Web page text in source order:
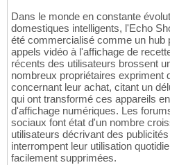
Dans le monde en constante
domestiques intelligents, l'Echo
été commercialisé comme un hub
appels vidéo à l'affichage de
récents des utilisateurs brossent
nombreux propriétaires expriment
concernant leur achat, citant un
qui ont transformé ces appareils
d'affichage numériques. Les
sociaux font état d'un nombre
utilisateurs décrivant des
interrompent leur utilisation
facilement supprimées.